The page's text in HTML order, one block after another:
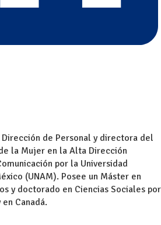
de Personal y directora del
la Mujer en la Alta Dirección
por la Universidad
(UNAM). Posee un Máster en
y doctorado en Ciencias Sociales por
Canadá.